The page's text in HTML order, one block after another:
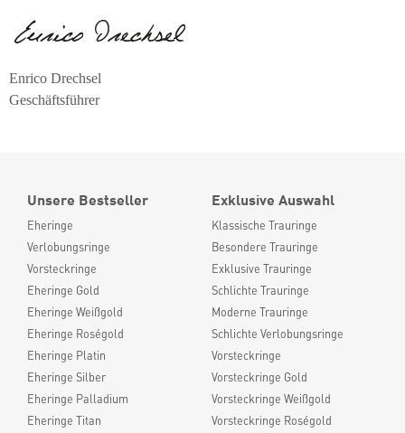
Enrico Drechsel
Geschäftsführer
Unsere Bestseller
Eheringe
Verlobungsringe
Vorsteckringe
Eheringe Gold
Eheringe Weißgold
Eheringe Roségold
Eheringe Platin
Eheringe Silber
Eheringe Palladium
Eheringe Titan
Exklusive Auswahl
Klassische Trauringe
Besondere Trauringe
Exklusive Trauringe
Schlichte Trauringe
Moderne Trauringe
Schlichte Verlobungsringe
Vorsteckringe
Vorsteckringe Gold
Vorsteckringe Weißgold
Vorsteckringe Roségold